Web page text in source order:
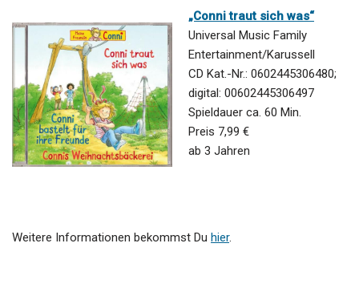
„Conni traut sich was“
Universal Music Family
Entertainment/Karussell
CD Kat.-Nr.: 0602445306480;
digital: 00602445306497
Spieldauer ca. 60 Min.
Preis 7,99 €
ab 3 Jahren
Weitere Informationen bekommst Du hier.